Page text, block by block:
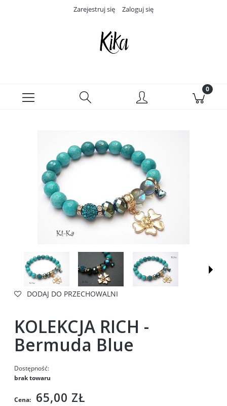
Zarejestruj się Zaloguj się
DODAJ DO PRZECHOWALNI
KOLEKCJA RICH -
Bermuda Blue
Dostępność:
brak towaru
Cena: 65,00 ZŁ